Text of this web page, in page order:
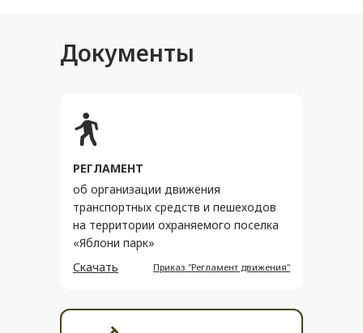
Документы
РЕГЛАМЕНТ
об организации движения
транспортных средств и пешеходов
на территории охраняемого поселка
«Яблони парк»
Скачать Приказ "Регламент движения"